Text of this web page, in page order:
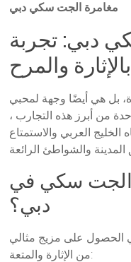
مغامرة الجت سكي دبي
دبي: تجربة
والمرح
بل هي أيضًا وجهة لمحبي
من أبرز هذه التجارب ،
العربي والاستمتاع
الجت سكي في
دبي؟
الحصول على مزيج مثالي
من الإثارة والمتعة: